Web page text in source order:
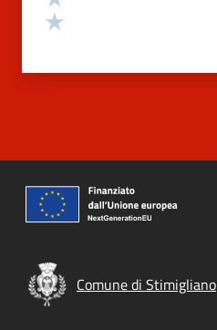
Comune di Stimigliano